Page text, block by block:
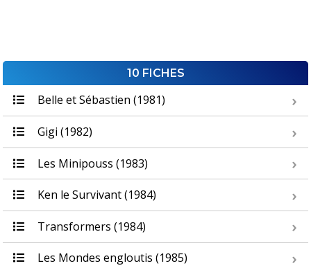
10 FICHES
Belle et Sébastien (1981)
Gigi (1982)
Les Minipouss (1983)
Ken le Survivant (1984)
Transformers (1984)
Les Mondes engloutis (1985)